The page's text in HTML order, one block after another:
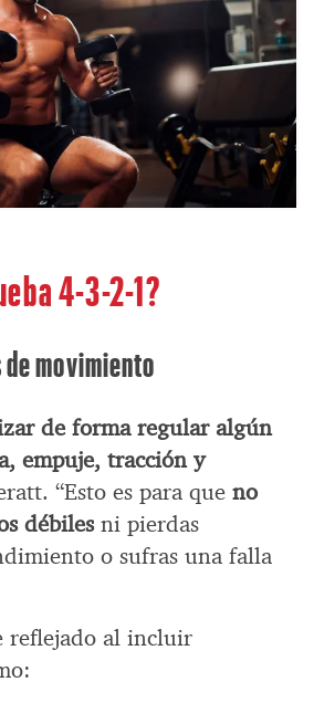
4-3-2-1?
movimiento
de forma regular algún
empuje, tracción y
“Esto es para que no
débilesni pierdas
o sufras una falla
reflejado al incluir